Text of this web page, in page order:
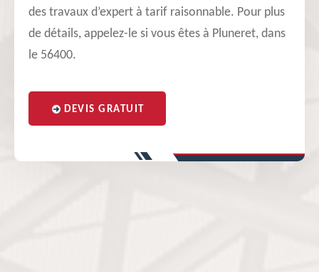
des travaux d’expert à tarif raisonnable. Pour plus
de détails, appelez-le si vous êtes à Pluneret, dans
le 56400.
DEVIS GRATUIT